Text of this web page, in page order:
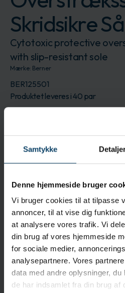
Samtykke
Denne hjemmeside bruger
Vi bruger cookies til at tilpasse
annoncer, til at vise dig
at analysere vores trafik. Vi
din brug af vores hjemmeside
for sociale medier,
analysepartnere. Vores
data med andre oplysninger,
de har indsamlet fra din brug af
Skridsikre
Cytotoxic protective
with slip-resistant sole
Mærke: Berner
BER125501
Produktet leveres i 40 par
Beskrivelse
The proven blue partial
sole. The universal fit and
quick donning and doffing.
coating offers maximum
Egenskaber
Partial body protection with
Slip-resistant sole
Liquid impermeable coating